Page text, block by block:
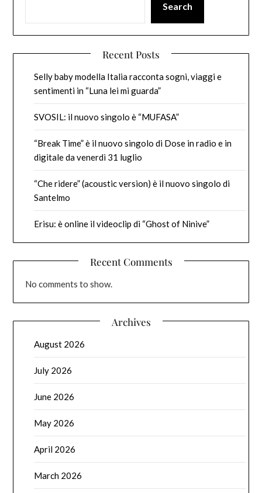
Search
Recent Posts
Selly baby modella Italia racconta sogni, viaggi e
sentimenti in “Luna lei mi guarda”
SVOSIL: il nuovo singolo è “MUFASA”
“Break Time” è il nuovo singolo di Dose in radio e in
digitale da venerdì 31 luglio
“Che ridere” (acoustic version) è il nuovo singolo di
Santelmo
Erisu: è online il videoclip di “Ghost of Ninive”
Recent Comments
No comments to show.
Archives
August 2026
July 2026
June 2026
May 2026
April 2026
March 2026